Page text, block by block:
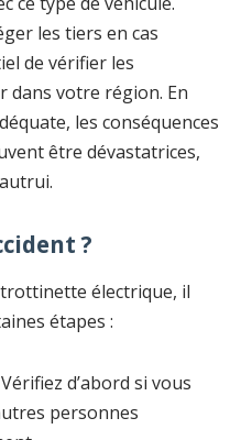
les tiers en cas
de vérifier les
dans votre région. En
les conséquences
être dévastatrices,
?
trottinette électrique, il
étapes :
d’abord si vous
personnes